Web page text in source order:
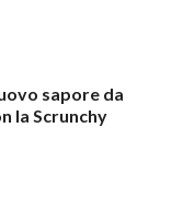
sapore da
la Scrunchy